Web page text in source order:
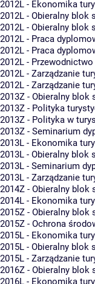
2012L - Ekonomika
2012L - Obieralny
2012L - Obieralny
2012L - Praca
2012L - Praca
2012L -
2012L - Zarządzanie
2012L - Zarządzanie
2013Z - Obieralny
2013Z - Polityka
2013Z - Polityka w
2013Z - Seminarium
2013L - Ekonomika
2013L - Obieralny
2013L - Seminarium
2013L - Zarządzanie
2014Z - Obieralny
2014L - Ekonomika
2015Z - Obieralny
2015Z - Ochrona
2015L - Ekonomika
2015L - Obieralny
2015L - Zarządzanie
2016Z - Obieralny
2016L - Ekonomika